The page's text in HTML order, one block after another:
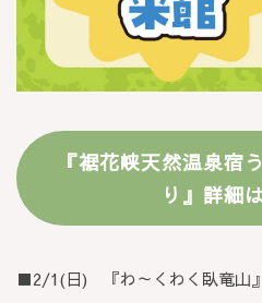
『裾花峡天然温泉
り』詳細
■2/1(日) 『わ～くわく臥竜山』